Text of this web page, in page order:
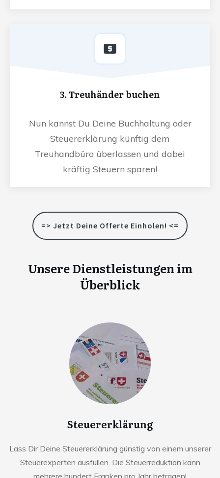
3. Treuhänder buchen
Nun kannst Du Deine Buchhaltung oder
Steuererklärung künftig dem
Treuhandbüro überlassen und dabei
kräftig Steuern sparen!
=> Jetzt Deine Offerte Einholen! <=
Unsere Dienstleistungen im
Überblick
Steuererklärung
Lass Dir Deine Steuererklärung günstig von einem unserer
Steuerexperten ausfüllen. Die Steuerreduktion kann
mehrere hundert Franken pro Jahr betragen!